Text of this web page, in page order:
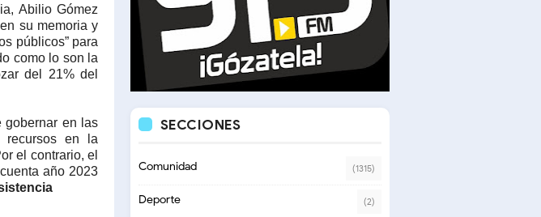
Abilio Gómez
su memoria y
públicos” para
como lo son la
del 21% del
gobernar en las
recursos en la
el contrario, el
año 2023
SECCIONES
Comunidad (1315)
Deporte (2)